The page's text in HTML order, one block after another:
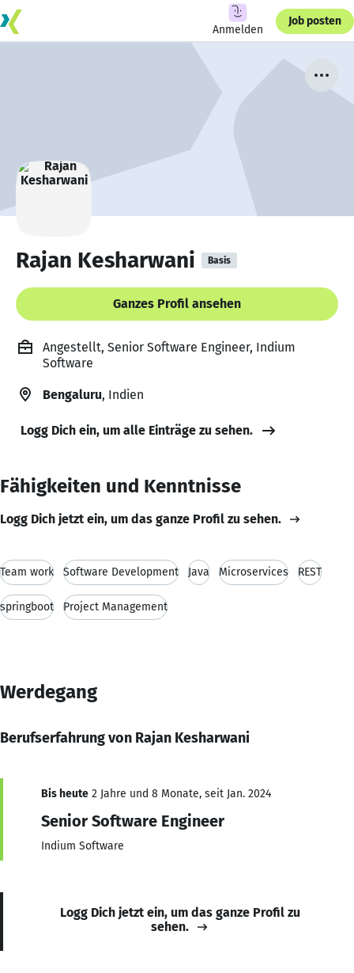
Anmelden
Job posten
Rajan Kesharwani Basis
Ganzes Profil ansehen
Angestellt, Senior Software Engineer, Indium
Software
Bengaluru, Indien
Logg Dich ein, um alle Einträge zu sehen.
Fähigkeiten und Kenntnisse
Logg Dich jetzt ein, um das ganze Profil zu sehen.
Team work Software Development Java Microservices REST
springboot Project Management
Werdegang
Berufserfahrung von Rajan Kesharwani
Bis heute 2 Jahre und 8 Monate, seit Jan. 2024
Senior Software Engineer
Indium Software
Logg Dich jetzt ein, um das ganze Profil zu
sehen.